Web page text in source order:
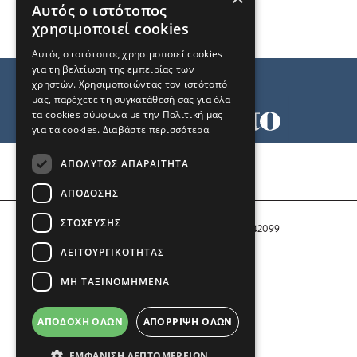
Αριθμός Πιστοποίησης Μ.Η.Τ. 242099
COPYRIGHT © 2026 Το Μανιφέστο
Αυτός ο ιστότοπος
χρησιμοποιεί cookies
Αυτός ο ιστότοπος χρησιμοποιεί cookies
για τη βελτίωση της εμπειρίας των
χρηστών. Χρησιμοποιώντας τον ιστότοπό
μας, παρέχετε τη συγκατάθεσή σας για όλα
τα cookies σύμφωνα με την Πολιτική μας
για τα cookies. Διαβάστε περισσότερα
ΑΠΟΛΎΤΩΣ ΑΠΑΡΑΊΤΗΤΑ
ΑΠΌΔΟΣΗΣ
ΣΤΌΧΕΥΣΗΣ
ΛΕΙΤΟΥΡΓΙΚΌΤΗΤΑΣ
ΜΗ ΤΑΞΙΝΟΜΗΜΈΝΑ
ΑΠΟΔΟΧΉ ΌΛΩΝ ΑΠΌΡΡΙΨΗ ΌΛΩΝ